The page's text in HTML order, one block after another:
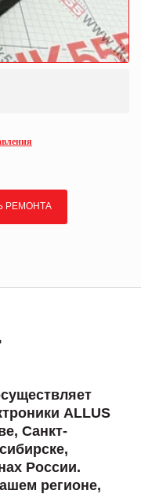
РЕМОНТА
ALLUS
Санкт-
России.
регионе,